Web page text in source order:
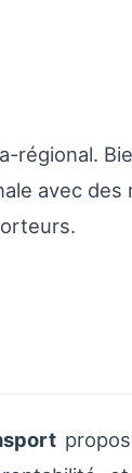
régional.
avec des